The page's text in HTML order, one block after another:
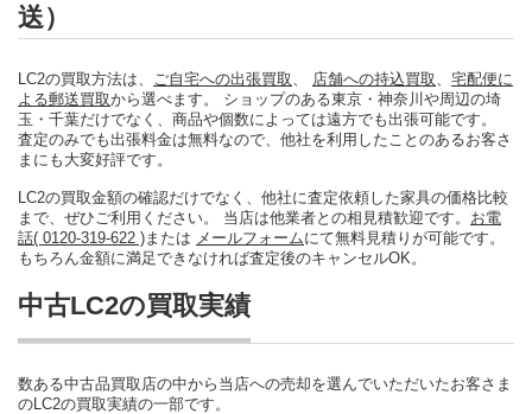
送）
LC2の買取方法は、 ご自宅への出張買取 店舗への持込買取
宅配便に
よる郵送買取から選べます。 ショップのある東京・神奈川や周辺の埼
玉・千葉だけでなく、商品や個数によっては遠方でも出張可能です。
査定のみでも出張料金は無料なので、他社を利用したことのあるお客さ
まにも大変好評です。
LC2の買取金額の確認だけでなく、他社に査定依頼した家具の価格比較
まで、ぜひご利用ください。 当店は他業者との相見積歓迎です。 お電
話( 0120-319-622 ) または メールフォームにて無料見積りが可能です。
もちろん金額に満足できなければ査定後のキャンセルOK。
中古LC2の買取実績
数ある中古品買取店の中から当店への売却を選んでいただいたお客さま
のLC2の買取実績の一部です。